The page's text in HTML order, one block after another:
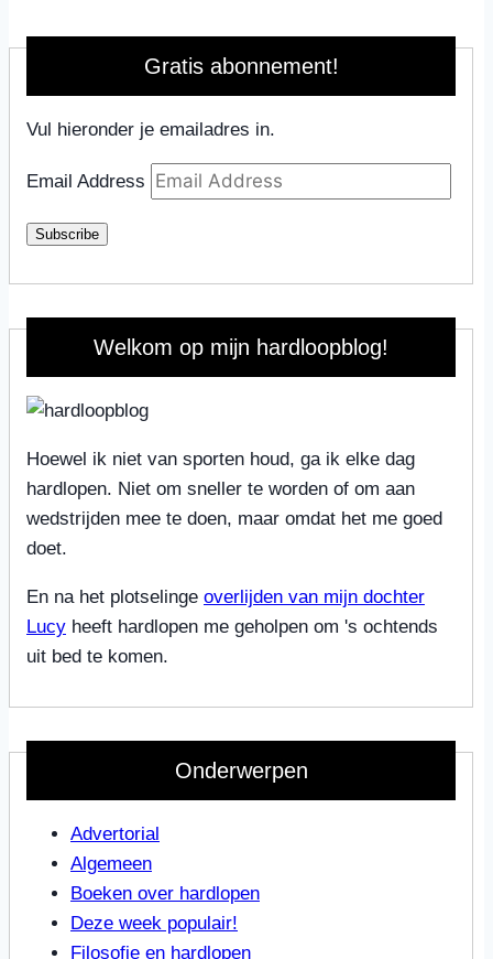
Gratis abonnement!
Vul hieronder je emailadres in.
Email Address
Subscribe
Welkom op mijn hardloopblog!
Hoewel ik niet van sporten houd, ga ik elke dag
hardlopen. Niet om sneller te worden of om aan
wedstrijden mee te doen, maar omdat het me goed
doet.
En na het plotselinge overlijden van mijn dochter
Lucy heeft hardlopen me geholpen om 's ochtends
uit bed te komen.
Onderwerpen
Advertorial
Algemeen
Boeken over hardlopen
Deze week populair!
Filosofie en hardlopen